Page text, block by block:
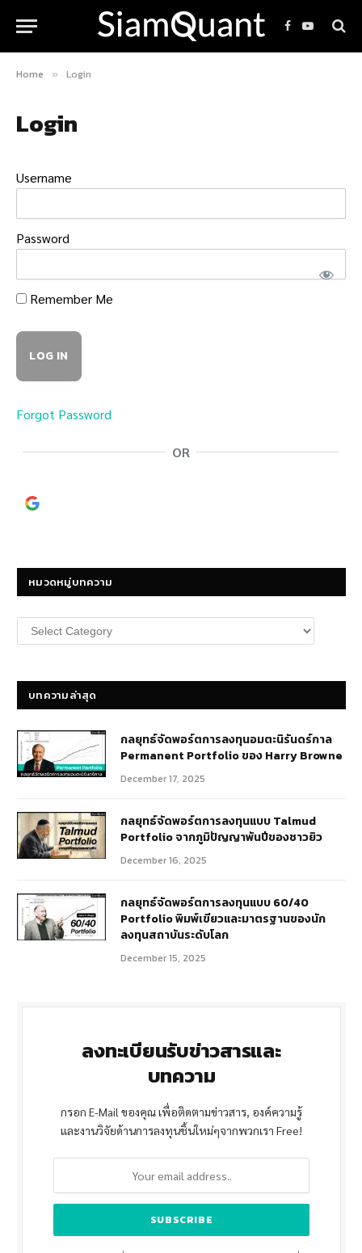
Facebook
YouTube
Home » Login
Login
Username
Password
Remember Me
Forgot Password
OR
หมวดหมู่บทความ
หมวด
หมู่
บทความล่าสุด
กลยุทธ์​จัดพอร์ตการลงทุนอมตะนิรันดร์กาล
Permanent Portfolio ของ Harry Browne
December 17, 2025
กลยุทธ์จัดพอร์ตการลงทุนแบบ Talmud
Portfolio จากภูมิปัญญาพันปีของชาวยิว
December 16, 2025
กลยุทธ์จัดพอร์ตการลงทุนแบบ 60/40
Portfolio พิมพ์เขียวและมาตรฐานของนัก
ลงทุนสถาบันระดับโลก
December 15, 2025
ลงทะเบียนรับข่าวสารและ
บทความ
กรอก E-Mail ของคุณ เพื่อติดตามข่าวสาร, องค์ความรู้
และงานวิจัยด้านการลงทุนชิ้นใหม่ๆจากพวกเรา Free!